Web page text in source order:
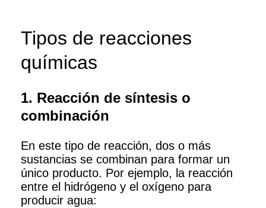
Tipos de reacciones
químicas
1. Reacción de síntesis o
combinación
En este tipo de reacción, dos o más
sustancias se combinan para formar un
único producto. Por ejemplo, la reacción
entre el hidrógeno y el oxígeno para
producir agua: